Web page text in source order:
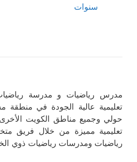
سنوات
مدرس رياضيات و مدرسة
تعليمية عالية الجودة في
حولي وجميع مناطق الكويت
تعليمية مميزة من خلال فريق
رياضيات ومدرسات رياضيات ذوي